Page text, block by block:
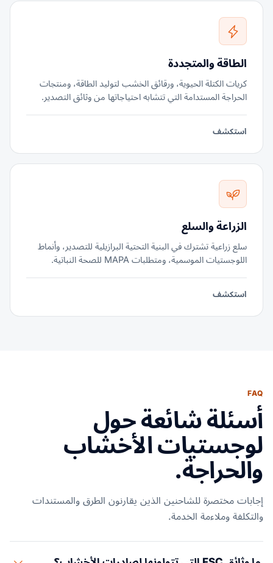
الطاقة والمتجددة
كريات الكتلة الحيوية، ورقائق الخشب لتوليد الطاقة، ومنتجات
الحراجة المستدامة التي تتشابه احتياجاتها من وثائق التصدير.
استكشف
الزراعة والسلع
سلع زراعية تشترك في البنية التحتية البرازيلية للتصدير، وأنماط
اللوجستيات الموسمية، ومتطلبات MAPA للصحة النباتية.
استكشف
FAQ
أسئلة شائعة حول
لوجستيات الأخشاب
والحراجة.
إجابات مختصرة للشاحنين الذين يقارنون الطرق والمستندات
والتكلفة وملاءمة الخدمة.